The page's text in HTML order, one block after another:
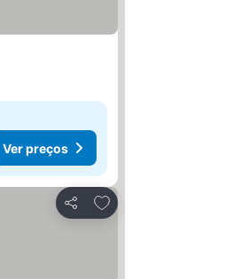
Ver preços
Partilhar
Adicionar aos favoritos